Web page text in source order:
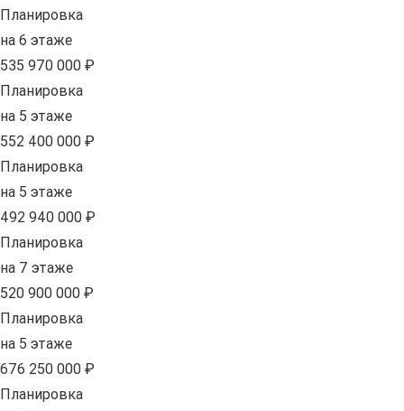
Планировка
на 6 этаже
535 970 000 ₽
Планировка
на 5 этаже
552 400 000 ₽
Планировка
на 5 этаже
492 940 000 ₽
Планировка
на 7 этаже
520 900 000 ₽
Планировка
на 5 этаже
676 250 000 ₽
Планировка